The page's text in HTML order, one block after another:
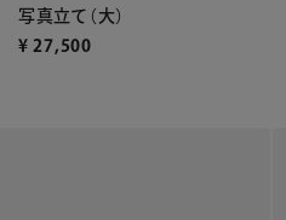
写真立て（大）
¥ 27,500